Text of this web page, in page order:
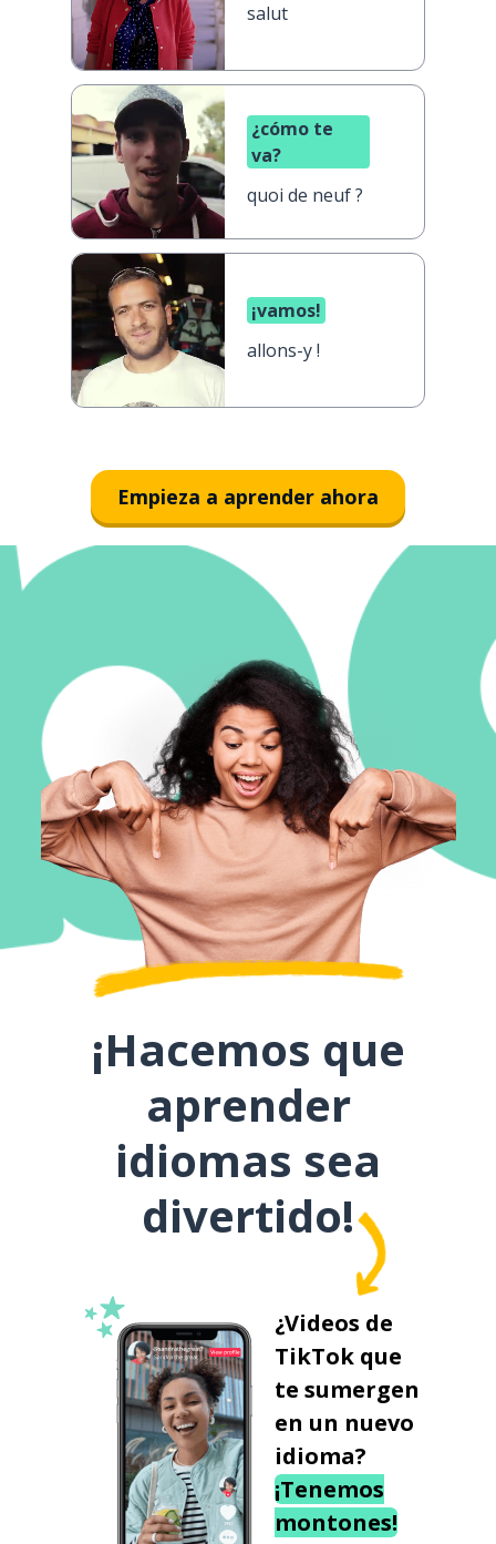
salut
¿cómo te
va?
quoi de neuf ?
¡vamos!
allons-y !
Empieza a aprender ahora
¡Hacemos que
aprender
idiomas sea
divertido!
¿Videos de
TikTok que
te sumergen
en un nuevo
idioma?
¡Tenemos
montones!